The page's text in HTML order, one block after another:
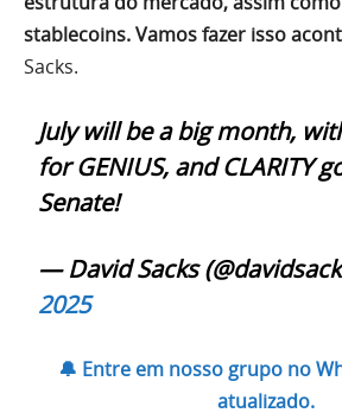
stablecoins. Vamos fazer isso
Sacks.
July will be a big month,
for GENIUS, and CLARITY
Senate!
— David Sacks
2025
🔔 Entre em nosso grupo no
atualizado.